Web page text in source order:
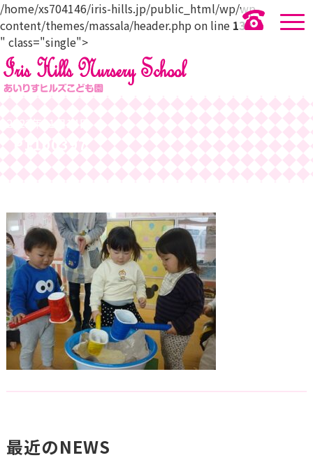
/home/xs704146/iris-hills.jp/public_html/wp/wp-
content/themes/massala/header.php on line 139
" class="single">
2022年01月14日
P1100397
最近のNEWS